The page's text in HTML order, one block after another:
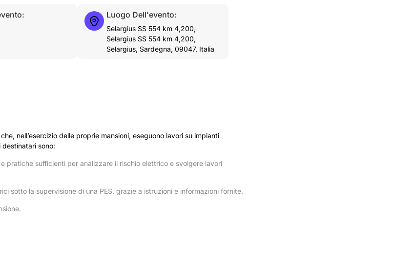
Luogo Dell'evento:
Selargius SS 554 km 4,200,
Selargius SS 554 km 4,200,
Selargius, Sardegna, 09047, Italia
nell’esercizio delle proprie mansioni, eseguono lavori su impianti
sono:
pratiche sufficienti per analizzare il rischio elettrico e svolgere lavori
sotto la supervisione di una PES, grazie a istruzioni e informazioni fornite.